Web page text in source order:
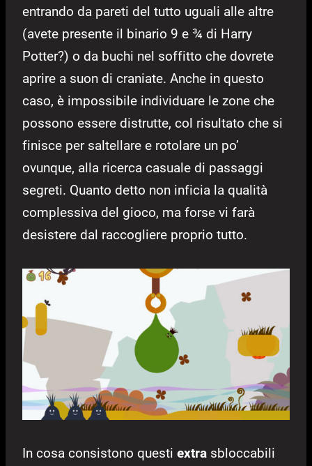
entrando da pareti del tutto uguali alle altre
(avete presente il binario 9 e ¾ di Harry
Potter?) o da buchi nel soffitto che dovrete
aprire a suon di craniate. Anche in questo
caso, è impossibile individuare le zone che
possono essere distrutte, col risultato che si
finisce per saltellare e rotolare un po’
ovunque, alla ricerca casuale di passaggi
segreti. Quanto detto non inficia la qualità
complessiva del gioco, ma forse vi farà
desistere dal raccogliere proprio tutto.
In cosa consistono questi extra sbloccabili